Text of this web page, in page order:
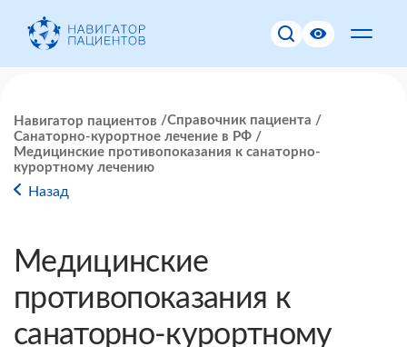
Навигатор пациентов
Справочник пациента
Санаторно-курортное лечение в РФ
Медицинские противопоказания к санаторно-
курортному лечению
Назад
Медицинские
противопоказания к
санаторно-курортному